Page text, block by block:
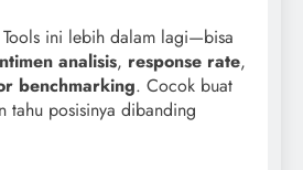
Tools ini lebih dalam lagi—bisa
analisis, response rate,
benchmarking. Cocok buat
tahu posisinya dibanding